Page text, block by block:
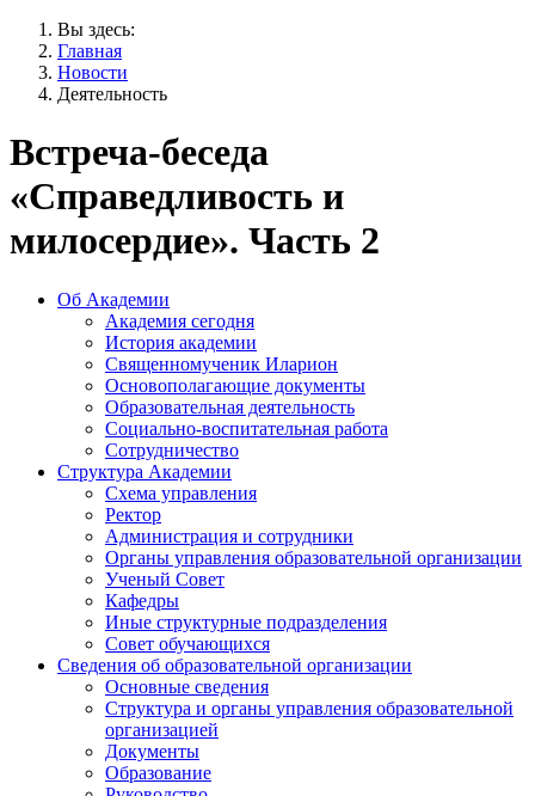
Вы здесь:
Главная
Новости
Деятельность
Встреча-беседа
«Справедливость и
милосердие». Часть 2
Об Академии
Академия сегодня
История академии
Священномученик Иларион
Основополагающие документы
Образовательная деятельность
Социально-воспитательная работа
Сотрудничество
Структура Академии
Схема управления
Ректор
Администрация и сотрудники
Органы управления образовательной организации
Ученый Совет
Кафедры
Иные структурные подразделения
Совет обучающихся
Сведения об образовательной организации
Основные сведения
Структура и органы управления образовательной
организацией
Документы
Образование